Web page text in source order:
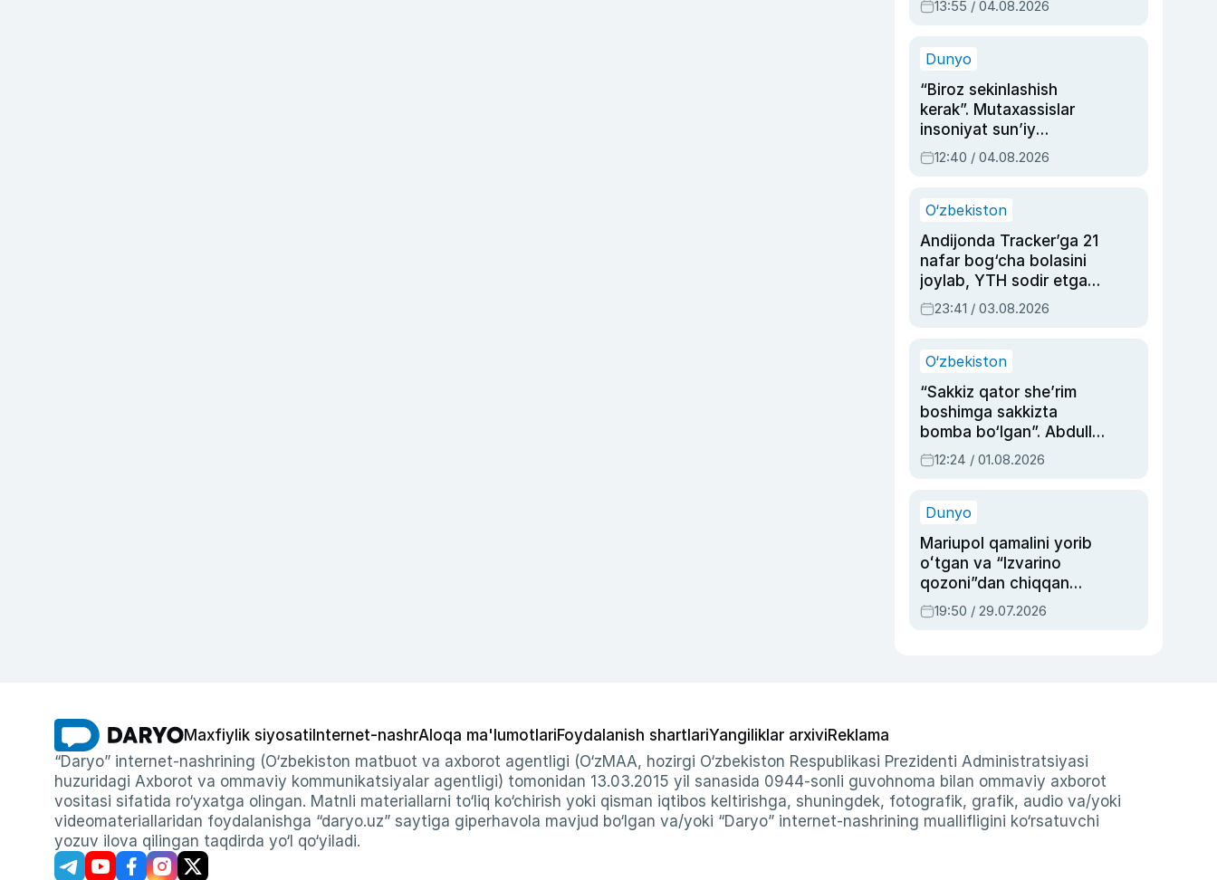
Ahmedovaning
13:55 / 04.08.2026
Dunyo
“Biroz sekinlashish
kerak”. Mutaxassislar
insoniyat sun’iy
intellektni boshqara
olmay qolishidan xavotir
12:40 / 04.08.2026
O‘zbekiston
Andijonda Tracker’ga 21
nafar bog‘cha bolasini
joylab, YTH sodir etgan
ayolga sud hukmi o‘qildi
23:41 / 03.08.2026
O‘zbekiston
“Sakkiz qator she’rim
boshimga sakkizta
bomba bo‘lgan”. Abdulla
Oripovni siyosiy
ayblovlardan asrab
12:24 / 01.08.2026
Dunyo
Mariupol qamalini yorib
oʻtgan va “Izvarino
qozoni”dan chiqqan
qahramon — Ukraina
armiyasi bosh
19:50 / 29.07.2026
Maxfiylik siyosati Internet-nashrAloqa ma'lumotlariFoydalanish shartlariYangiliklar arxiviReklama
“Daryo” internet-nashrining (O‘zbekiston matbuot va axborot agentligi (O‘zMAA, hozirgi O‘zbekiston Respublikasi Prezidenti Administratsiyasi
huzuridagi Axborot va ommaviy kommunikatsiyalar agentligi) tomonidan 13.03.2015 yil sanasida 0944-sonli guvohnoma bilan ommaviy axborot
vositasi sifatida ro‘yxatga olingan. Matnli materiallarni to‘liq ko‘chirish yoki qisman iqtibos keltirishga, shuningdek, fotografik, grafik, audio va/yoki
videomateriallaridan foydalanishga “daryo.uz” saytiga giperhavola mavjud bo‘lgan va/yoki “Daryo” internet-nashrining muallifligini ko‘rsatuvchi
yozuv ilova qilingan taqdirda yo‘l qo‘yiladi.